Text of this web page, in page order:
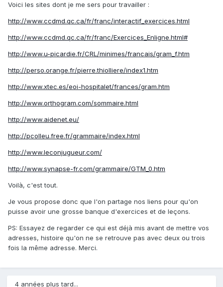
Voici les sites dont je me sers pour travailler :
http://www.ccdmd.qc.ca/fr/franc/interactif_exercices.html
http://www.ccdmd.qc.ca/fr/franc/Exercices_Enligne.html#
http://www.u-picardie.fr/CRL/minimes/francais/gram_f.htm
http://perso.orange.fr/pierre.thiolliere/index1.htm
http://www.xtec.es/eoi-hospitalet/frances/gram.htm
http://www.orthogram.com/sommaire.html
http://www.aidenet.eu/
http://pcolleu.free.fr/grammaire/index.html
http://www.leconjugueur.com/
http://www.synapse-fr.com/grammaire/GTM_0.htm
Voilà, c'est tout.
Je vous propose donc que l'on partage nos liens pour qu'on
puisse avoir une grosse banque d'exercices et de leçons.
PS: Essayez de regarder ce qui est déjà mis avant de mettre vos
adresses, histoire qu'on ne se retrouve pas avec deux ou trois
fois la même adresse. Merci.
4 années plus tard...